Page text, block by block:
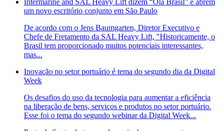
Intermarine and SAL Heavy Lift dizem “Ola Brasil” e abrem
um novo escritório conjunto em São Paulo
De acordo com o Jens Baumgarten, Diretor Executivo e
Chefe de Fretamento da SAL Heavy Lift, "Historicamente, o
Brasil tem proporcionado muitos potenciais interessantes,
mas...
Inovação no setor portuário é tema do segundo dia da Digital
Week
Os desafios do uso da tecnologia para aumentar a eficiência
na liberação de bens, serviços e produtos no setor portuário.
Esse foi o tema do segundo webinar da Digital Week...